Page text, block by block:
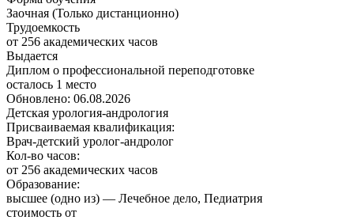
Заочная (Только дистанционно)
Трудоемкость
от 256 академических часов
Выдается
Диплом о профессиональной переподготовке
осталось 1 место
Обновлено: 06.08.2026
Детская урология-андрология
Присваиваемая квалификация:
Врач-детский уролог-андролог
Кол-во часов:
от 256 академических часов
Образование:
высшее (одно из) — Лечебное дело, Педиатрия
стоимость от